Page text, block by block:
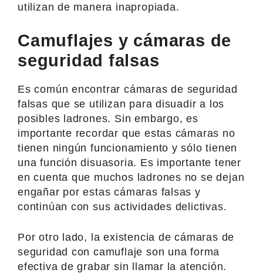
utilizan de manera inapropiada.
Camuflajes y cámaras de
seguridad falsas
Es común encontrar cámaras de seguridad
falsas que se utilizan para disuadir a los
posibles ladrones. Sin embargo, es
importante recordar que estas cámaras no
tienen ningún funcionamiento y sólo tienen
una función disuasoria. Es importante tener
en cuenta que muchos ladrones no se dejan
engañar por estas cámaras falsas y
continúan con sus actividades delictivas.
Por otro lado, la existencia de cámaras de
seguridad con camuflaje son una forma
efectiva de grabar sin llamar la atención.